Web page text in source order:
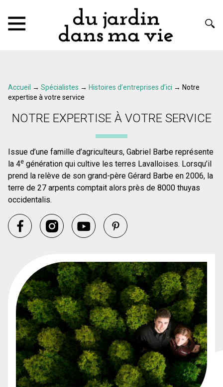
Accueil → Spécialistes → Histoires d’entreprises d’ici → Notre
expertise à votre service
NOTRE EXPERTISE À VOTRE SERVICE
Issue d’une famille d’agriculteurs, Gabriel Barbe représente
la 4e génération qui cultive les terres Lavalloises. Lorsqu’il
prend la relève de son grand-père Gérard Barbe en 2006, la
terre de 27 arpents comptait alors près de 8000 thuyas
occidentalis.